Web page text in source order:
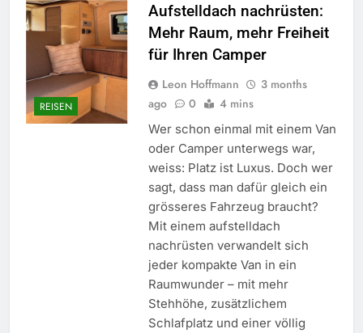
REISEN
Aufstelldach nachrüsten:
Mehr Raum, mehr Freiheit
für Ihren Camper
Leon Hoffmann
3 months
ago
0 4 mins
Wer schon einmal mit einem Van
oder Camper unterwegs war,
weiss: Platz ist Luxus. Doch wer
sagt, dass man dafür gleich ein
grösseres Fahrzeug braucht?
Mit einem aufstelldach
nachrüsten verwandelt sich
jeder kompakte Van in ein
Raumwunder – mit mehr
Stehhöhe, zusätzlichem
Schlafplatz und einer völlig